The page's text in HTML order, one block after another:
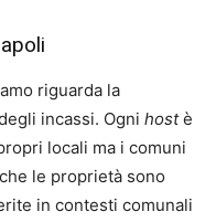
riguarda la
incassi. Ogni hostè
locali ma i comuni
le proprietà sono
in contesti comunali